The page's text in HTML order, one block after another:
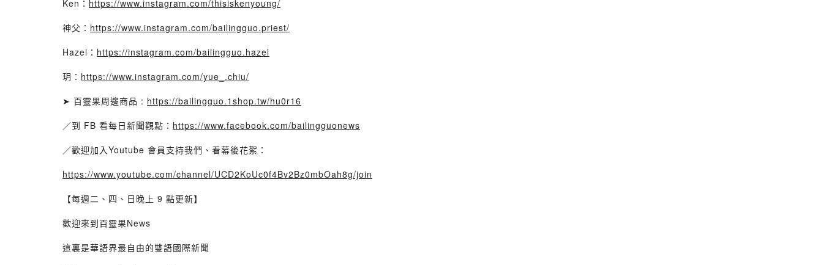
Ken： https://www.instagram.com/thisiskenyoung/
神父： https://www.instagram.com/bailingguo.priest/
Hazel： https://instagram.com/bailingguo.hazel
玥： https://www.instagram.com/yue_.chiu/
➤ 百靈果周邊商品 : https://bailingguo.1shop.tw/hu0r16
／到 FB 看每日新聞觀點： https://www.facebook.com/bailingguonews
／歡迎加入Youtube 會員支持我們、看幕後花絮：
https://www.youtube.com/channel/UCD2KoUc0f4Bv2Bz0mbOah8g/join
【每週二、四、日晚上 9 點更新】
歡迎來到百靈果News
這裏是華語界最自由的雙語國際新聞